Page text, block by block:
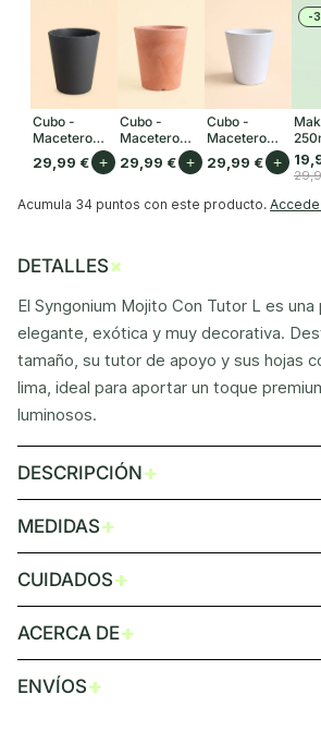
Cubo -
Macetero
Antracita XL
33 cm
29,99 € +
Cubo -
Macetero
Terracota XL
33 cm
29,99 € +
Cubo -
Macetero
blanco XL 33
cm
29,99 € +
-
Acumula 34 puntos con este producto. Accede
DETALLES+
El Syngonium Mojito Con Tutor L es
elegante, exótica y muy decorativa.
tamaño, su tutor de apoyo y sus hojas
lima, ideal para aportar un toque
luminosos.
DESCRIPCIÓN+
MEDIDAS+
CUIDADOS+
ACERCA DE+
ENVÍOS+